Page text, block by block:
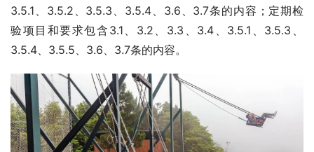
3.5.1、3.5.2、3.5.3、3.5.4、3.6、3.7条的内容；定期检
验项目和要求包含3.1、3.2、3.3、3.4、3.5.1、3.5.3、
3.5.4、3.5.5、3.6、3.7条的内容。